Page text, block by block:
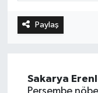
Paylaş
Sakarya
Teknoloji
Sağlık
Tüm
Son Dakika